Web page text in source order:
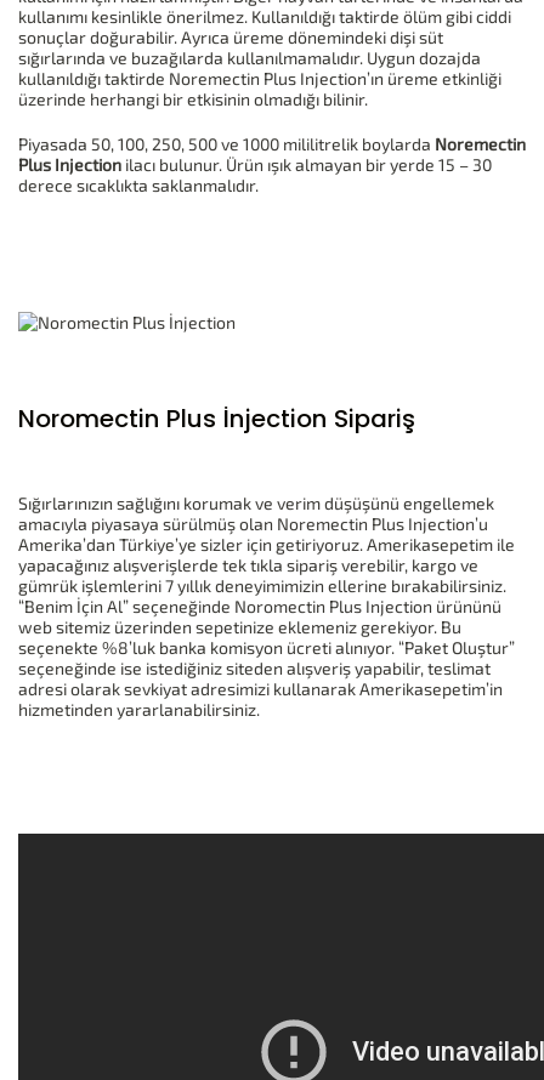
kullanımı kesinlikle önerilmez. Kullanıldığı taktirde ölüm gibi ciddi
sonuçlar doğurabilir. Ayrıca üreme dönemindeki dişi süt
sığırlarında ve buzağılarda kullanılmamalıdır. Uygun dozajda
kullanıldığı taktirde Noremectin Plus Injection’ın üreme etkinliği
üzerinde herhangi bir etkisinin olmadığı bilinir.
Piyasada 50, 100, 250, 500 ve 1000 mililitrelik boylarda Noremectin
Plus Injection ilacı bulunur. Ürün ışık almayan bir yerde 15 – 30
derece sıcaklıkta saklanmalıdır.
Noromectin Plus İnjection Sipariş
Sığırlarınızın sağlığını korumak ve verim düşüşünü engellemek
amacıyla piyasaya sürülmüş olan Noremectin Plus Injection’u
Amerika’dan Türkiye’ye sizler için getiriyoruz. Amerikasepetim ile
yapacağınız alışverişlerde tek tıkla sipariş verebilir, kargo ve
gümrük işlemlerini 7 yıllık deneyimimizin ellerine bırakabilirsiniz.
“Benim İçin Al” seçeneğinde Noromectin Plus Injection ürününü
web sitemiz üzerinden sepetinize eklemeniz gerekiyor. Bu
seçenekte %8’luk banka komisyon ücreti alınıyor. “Paket Oluştur”
seçeneğinde ise istediğiniz siteden alışveriş yapabilir, teslimat
adresi olarak sevkiyat adresimizi kullanarak Amerikasepetim’in
hizmetinden yararlanabilirsiniz.